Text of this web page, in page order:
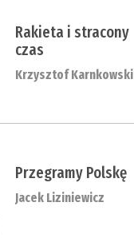
Rakieta i stracony
czas
Krzysztof Karnkowski
Przegramy Polskę
Jacek Liziniewicz